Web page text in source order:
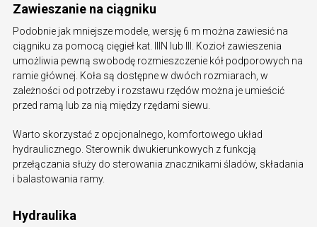
Zawieszanie na ciągniku
Podobnie jak mniejsze modele, wersję 6 m można zawiesić na
ciągniku za pomocą cięgieł kat. IIIN lub III. Kozioł zawieszenia
umożliwia pewną swobodę rozmieszczenie kół podporowych na
ramie głównej. Koła są dostępne w dwóch rozmiarach, w
zależności od potrzeby i rozstawu rzędów można je umieścić
przed ramą lub za nią między rzędami siewu.
Warto skorzystać z opcjonalnego, komfortowego układ
hydraulicznego. Sterownik dwukierunkowych z funkcją
przełączania służy do sterowania znacznikami śladów, składania
i balastowania ramy.
Hydraulika